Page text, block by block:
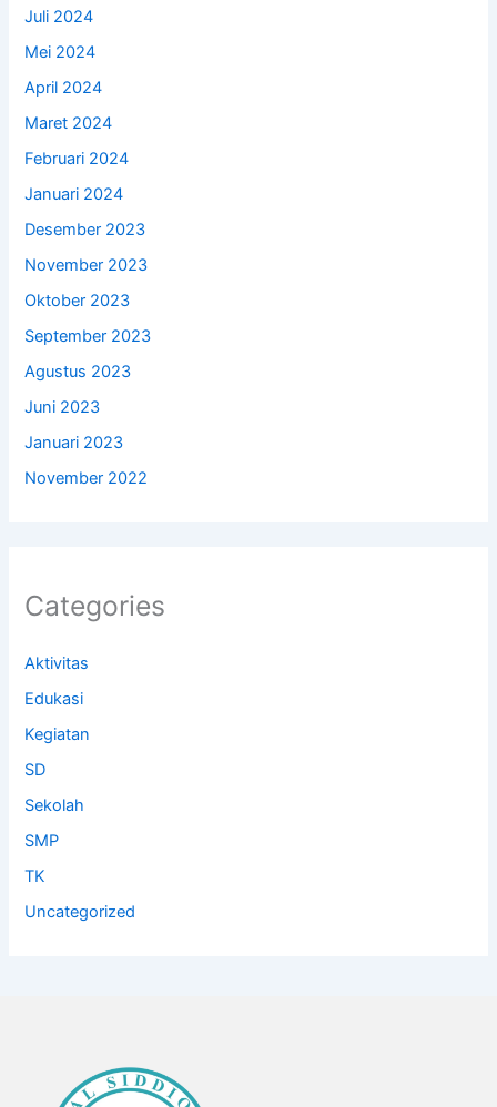
Juli 2024
Mei 2024
April 2024
Maret 2024
Februari 2024
Januari 2024
Desember 2023
November 2023
Oktober 2023
September 2023
Agustus 2023
Juni 2023
Januari 2023
November 2022
Categories
Aktivitas
Edukasi
Kegiatan
SD
Sekolah
SMP
TK
Uncategorized